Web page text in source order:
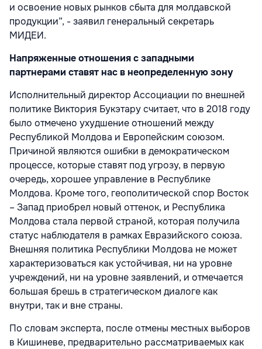
и освоение новых рынков сбыта для молдавской
продукции”, - заявил генеральный секретарь
МИДЕИ.
Напряженные отношения с западными
партнерами ставят нас в неопределенную зону
Исполнительный директор Ассоциации по внешней
политике Виктория Букэтару считает, что в 2018 году
было отмечено ухудшение отношений между
Республикой Молдова и Европейским союзом.
Причиной являются ошибки в демократическом
процессе, которые ставят под угрозу, в первую
очередь, хорошее управление в Республике
Молдова. Кроме того, геополитической спор Восток
– Запад приобрел новый оттенок, и Республика
Молдова стала первой страной, которая получила
статус наблюдателя в рамках Евразийского союза.
Внешняя политика Республики Молдова не может
характеризоваться как устойчивая, ни на уровне
учреждений, ни на уровне заявлений, и отмечается
большая брешь в стратегическом диалоге как
внутри, так и вне страны.
По словам эксперта, после отмены местных выборов
в Кишиневе, предварительно рассматриваемых как